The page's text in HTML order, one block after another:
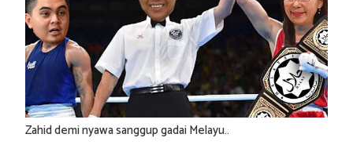
Zahid demi nyawa sanggup gadai Melayu..